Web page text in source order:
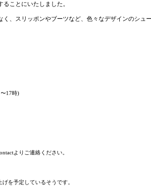
ことにいたしました。
、スリッポンやブーツなど、色々なデザインのシュ
17時)
よりご連絡ください。
を予定しているそうです。